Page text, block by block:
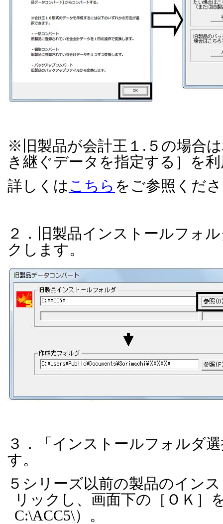
※ 旧製品が会計王１ . ５の場合
き継ぐデータを指定する］を
詳しくは こちら をご参照くだ
２．旧製品インストールフォ
クします。
３．「インストールフォルダ
す。
５シリーズ以前の製品のイン
リックし、画面下の［ＯＫ］
C:\ACC5\）。